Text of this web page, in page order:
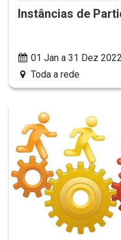
Instâncias de
01 Jan a 31 Dez 2022
Toda a rede